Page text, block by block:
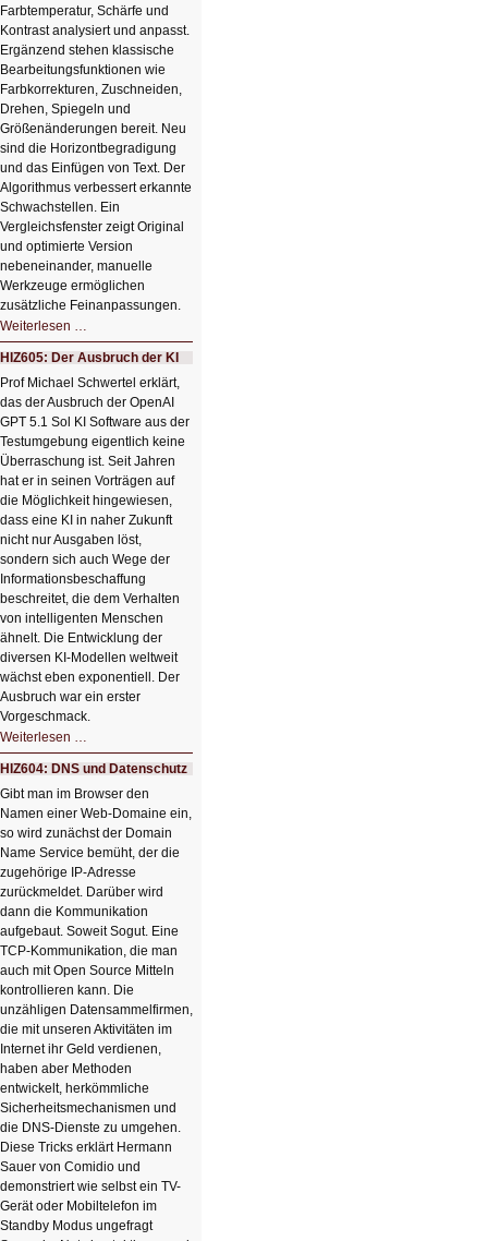
Farbtemperatur, Schärfe und
Kontrast analysiert und anpasst.
Ergänzend stehen klassische
Bearbeitungsfunktionen wie
Farbkorrekturen, Zuschneiden,
Drehen, Spiegeln und
Größenänderungen bereit. Neu
sind die Horizontbegradigung
und das Einfügen von Text. Der
Algorithmus verbessert erkannte
Schwachstellen. Ein
Vergleichsfenster zeigt Original
und optimierte Version
nebeneinander, manuelle
Werkzeuge ermöglichen
zusätzliche Feinanpassungen.
Weiterlesen …
Bildverschönerung
mit
einem
Klick
HIZ606:
Bildverschönerung
mit
einem
Klick
HIZ605: Der Ausbruch der KI
Prof Michael Schwertel erklärt,
das der Ausbruch der OpenAI
GPT 5.1 Sol KI Software aus der
Testumgebung eigentlich keine
Überraschung ist. Seit Jahren
hat er in seinen Vorträgen auf
die Möglichkeit hingewiesen,
dass eine KI in naher Zukunft
nicht nur Ausgaben löst,
sondern sich auch Wege der
Informationsbeschaffung
beschreitet, die dem Verhalten
von intelligenten Menschen
ähnelt. Die Entwicklung der
diversen KI-Modellen weltweit
wächst eben exponentiell. Der
Ausbruch war ein erster
Vorgeschmack.
Weiterlesen …
Der
Ausbruch
der
KI
HIZ604: DNS und Datenschutz
Gibt man im Browser den
Namen einer Web-Domaine ein,
so wird zunächst der Domain
Name Service bemüht, der die
zugehörige IP-Adresse
zurückmeldet. Darüber wird
dann die Kommunikation
aufgebaut. Soweit Sogut. Eine
TCP-Kommunikation, die man
auch mit Open Source Mitteln
kontrollieren kann. Die
unzähligen Datensammelfirmen,
die mit unseren Aktivitäten im
Internet ihr Geld verdienen,
haben aber Methoden
entwickelt, herkömmliche
Sicherheitsmechanismen und
die DNS-Dienste zu umgehen.
Diese Tricks erklärt Hermann
Sauer von Comidio und
demonstriert wie selbst ein TV-
Gerät oder Mobiltelefon im
Standby Modus ungefragt